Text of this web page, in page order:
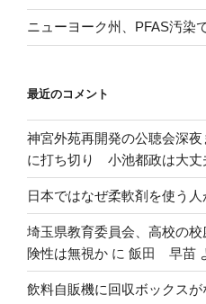
ニューヨーク州、PFAS汚染
最近のコメント
神宮外苑再開発の公聴会深
に打ち切り 小池都政は大丈
日本ではなぜ柔軟剤を使う人
埼玉県教育委員会、高校の
険性は無視か に 飯田 早苗
飲料自販機に回収ボックスが